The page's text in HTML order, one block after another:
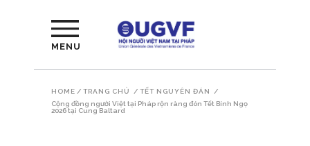
MENU
HOME / TRANG CHỦ / TẾT NGUYÊN ĐÁN
/
Cộng đồng người Việt tại Pháp rộn ràng đón Tết Bính Ngọ
2026 tại Cung Baltard